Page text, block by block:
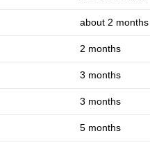
about 2 months
2 months
3 months
3 months
5 months